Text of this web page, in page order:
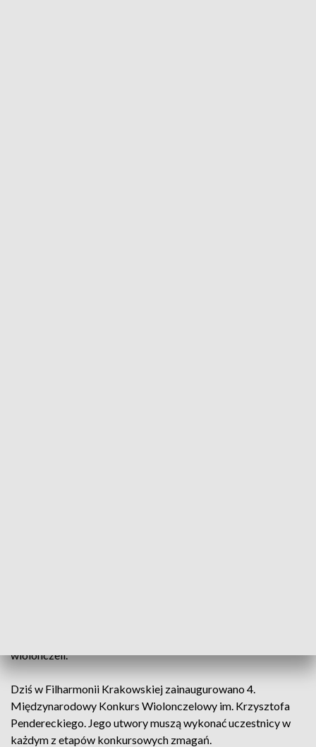
wiolonczeli.
Dziś w Filharmonii Krakowskiej zainaugurowano 4.
Międzynarodowy Konkurs Wiolonczelowy im. Krzysztofa
Pendereckiego. Jego utwory muszą wykonać uczestnicy w
każdym z etapów konkursowych zmagań.